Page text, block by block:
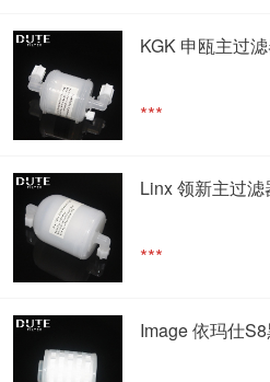
KGK 申瓯主过
***
Linx 领新主过滤
***
Image 依玛仕